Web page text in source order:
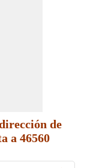
de
a 46560